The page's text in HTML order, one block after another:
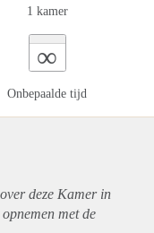
1 kamer
∞
Onbepaalde tijd
deze Kamer in
met de